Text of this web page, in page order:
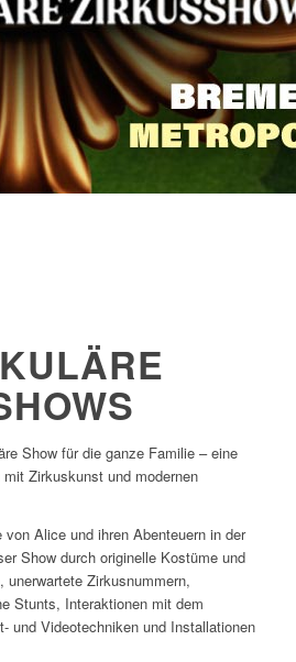
Show für die ganze Familie – eine
Zirkuskunst und modernen
Alice und ihren Abenteuern in der
Show durch originelle Kostüme und
unerwartete Zirkusnummern,
Stunts, Interaktionen mit dem
und Videotechniken und Installationen